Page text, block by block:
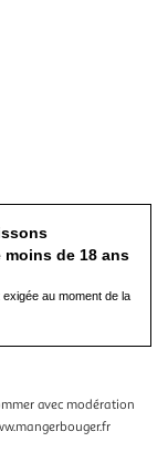
de 18 ans
exigée au moment de la
avec modération